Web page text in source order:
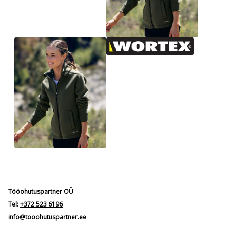
Tööohutuspartner OÜ
Tel:+372 523 6196
info@tooohutuspartner.ee